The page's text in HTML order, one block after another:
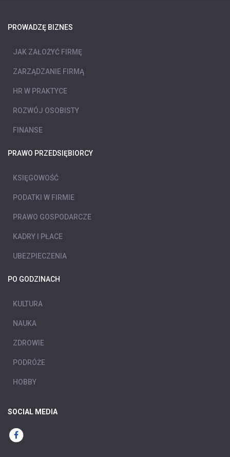
PROWADZĘ BIZNES
JAK ZAŁOŻYĆ FIRMĘ
ZARZĄDZANIE FIRMĄ
HR W PRAKTYCE
ROZWÓJ OSOBISTY
FINANSE
PRAWO PRZEDSIĘBIORCY
KSIĘGOWOŚĆ
PODATKI W FIRMIE
PRAWO GOSPODARCZE
KADRY I PŁACE
UBEZPIECZENIA
PO GODZINACH
KULTURA
NAUKA
ZDROWIE
PODRÓŻE
HOBBY
SOCIAL MEDIA